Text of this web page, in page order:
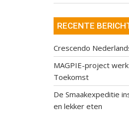
RECENTE
Crescendo
MAGPIE-project
Toekomst
De Smaakexpeditie
en lekker eten